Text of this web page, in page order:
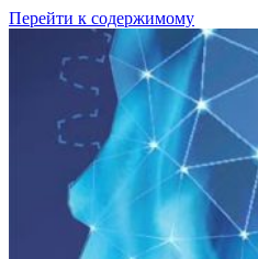
Перейти к содержимому